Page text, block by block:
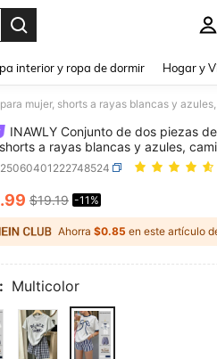
interior y ropa de dormir Hogar y
INAWLY Conjunto de dos piezas
a rayas blancas y azules,
conjunto básico talla grande
de lazo
AND
.99 $19.19 -11%
Ahorra $0.85 en este artículo
Multicolor